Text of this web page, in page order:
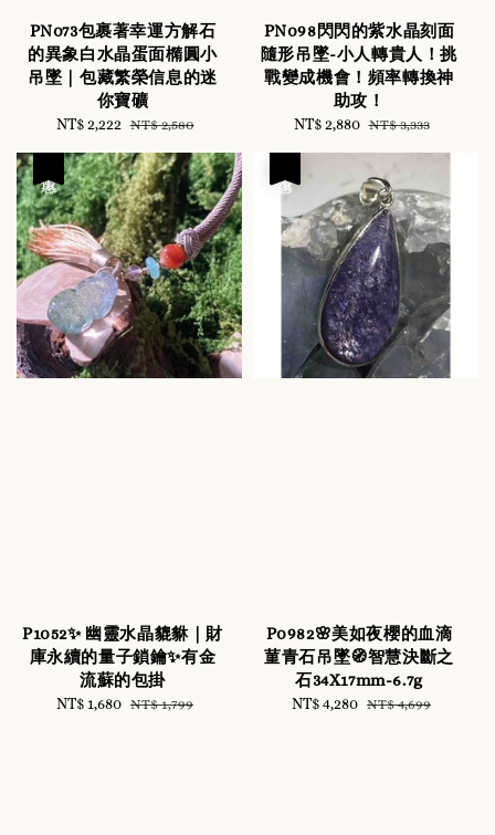
PN073包裹著幸運方解石
的異象白水晶蛋面橢圓小
吊墜｜包藏繁榮信息的迷
你寶礦
Sale
NT$ 2,222 Regular
NT$ 2,580
PN098閃閃的紫水晶刻面
隨形吊墜-小人轉貴人！挑
戰變成機會！頻率轉換神
助攻！
Sale
NT$ 2,880 Regular
NT$ 3,333
P1052✨ 幽靈水晶貔貅｜財
庫永續的量子鎖鑰✨有金
流蘇的包掛
Sale
NT$ 1,680 Regular
NT$ 1,799
P0982🌸美如夜櫻的血滴
菫青石吊墜🧭智慧決斷之
石34X17mm-6.7g
Sale
NT$ 4,280 Regular
NT$ 4,699